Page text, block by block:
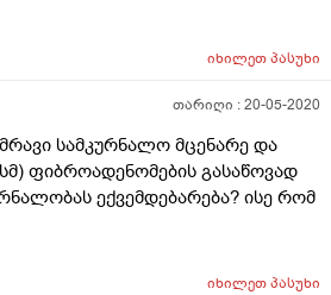
იხილეთპასუხი
თარიღი :20-05-2020
სამკურნალო მცენარე და
გასაწოვად
ექვემდებარება? ისე რომ
იხილეთპასუხი